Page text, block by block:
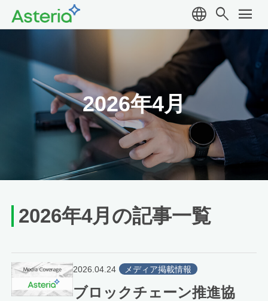
language search menu
2026年4月
2026年4月の記事一覧
2026.04.24 メディア掲載情報
ブロックチェーン推進協